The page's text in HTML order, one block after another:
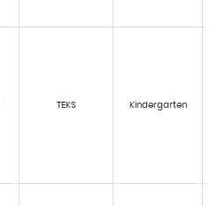
TEKS Kindergarten